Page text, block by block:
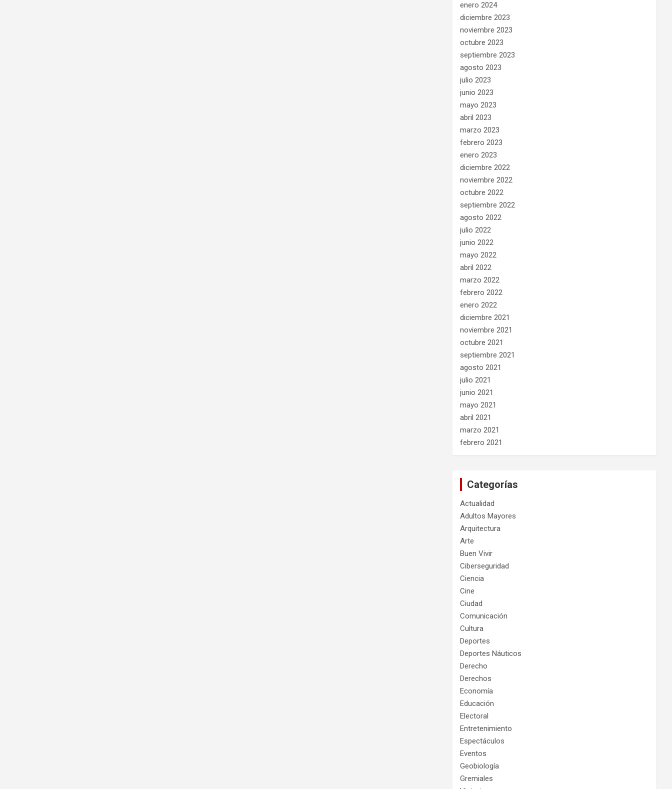
enero 2024
diciembre 2023
noviembre 2023
octubre 2023
septiembre 2023
agosto 2023
julio 2023
junio 2023
mayo 2023
abril 2023
marzo 2023
febrero 2023
enero 2023
diciembre 2022
noviembre 2022
octubre 2022
septiembre 2022
agosto 2022
julio 2022
junio 2022
mayo 2022
abril 2022
marzo 2022
febrero 2022
enero 2022
diciembre 2021
noviembre 2021
octubre 2021
septiembre 2021
agosto 2021
julio 2021
junio 2021
mayo 2021
abril 2021
marzo 2021
febrero 2021
Categorías
Actualidad
Adultos Mayores
Arquitectura
Arte
Buen Vivir
Ciberseguridad
Ciencia
Cine
Ciudad
Comunicación
Cultura
Deportes
Deportes Náuticos
Derecho
Derechos
Economía
Educación
Electoral
Entretenimiento
Espectáculos
Eventos
Geobiología
Gremiales